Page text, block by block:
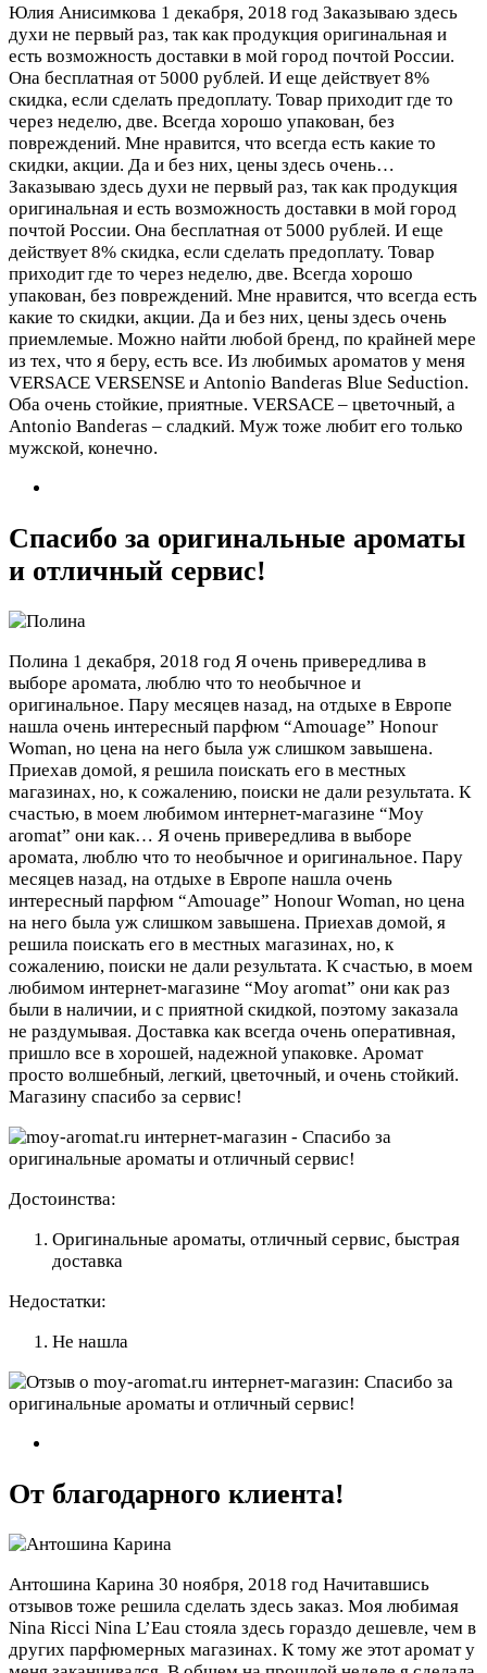
Юлия Анисимкова 1 декабря, 2018 год Заказываю здесь
духи не первый раз, так как продукция оригинальная и
есть возможность доставки в мой город почтой России.
Она бесплатная от 5000 рублей. И еще действует 8%
скидка, если сделать предоплату. Товар приходит где то
через неделю, две. Всегда хорошо упакован, без
повреждений. Мне нравится, что всегда есть какие то
скидки, акции. Да и без них, цены здесь очень…
Заказываю здесь духи не первый раз, так как продукция
оригинальная и есть возможность доставки в мой город
почтой России. Она бесплатная от 5000 рублей. И еще
действует 8% скидка, если сделать предоплату. Товар
приходит где то через неделю, две. Всегда хорошо
упакован, без повреждений. Мне нравится, что всегда есть
какие то скидки, акции. Да и без них, цены здесь очень
приемлемые. Можно найти любой бренд, по крайней мере
из тех, что я беру, есть все. Из любимых ароматов у меня
VERSACE VERSENSЕ и Antonio Banderas Blue Seduction.
Оба очень стойкие, приятные. VERSACE – цветочный, а
Antonio Banderas – сладкий. Муж тоже любит его только
мужской, конечно.
Спасибо за оригинальные ароматы
и отличный сервис!
Полина 1 декабря, 2018 год Я очень привередлива в
выборе аромата, люблю что то необычное и
оригинальное. Пару месяцев назад, на отдыхе в Европе
нашла очень интересный парфюм “Amouage” Honour
Woman, но цена на него была уж слишком завышена.
Приехав домой, я решила поискать его в местных
магазинах, но, к сожалению, поиски не дали результата. К
счастью, в моем любимом интернет-магазине “Moy
aromat” они как… Я очень привередлива в выборе
аромата, люблю что то необычное и оригинальное. Пару
месяцев назад, на отдыхе в Европе нашла очень
интересный парфюм “Amouage” Honour Woman, но цена
на него была уж слишком завышена. Приехав домой, я
решила поискать его в местных магазинах, но, к
сожалению, поиски не дали результата. К счастью, в моем
любимом интернет-магазине “Moy aromat” они как раз
были в наличии, и с приятной скидкой, поэтому заказала
не раздумывая. Доставка как всегда очень оперативная,
пришло все в хорошей, надежной упаковке. Аромат
просто волшебный, легкий, цветочный, и очень стойкий.
Магазину спасибо за сервис!
Достоинства:
Оригинальные ароматы, отличный сервис, быстрая
доставка
Недостатки:
Не нашла
От благодарного клиента!
Антошина Карина 30 ноября, 2018 год Начитавшись
отзывов тоже решила сделать здесь заказ. Моя любимая
Nina Ricci Nina L’Eau стояла здесь гораздо дешевле, чем в
других парфюмерных магазинах. К тому же этот аромат у